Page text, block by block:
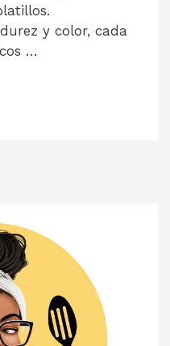
y color, cada
…